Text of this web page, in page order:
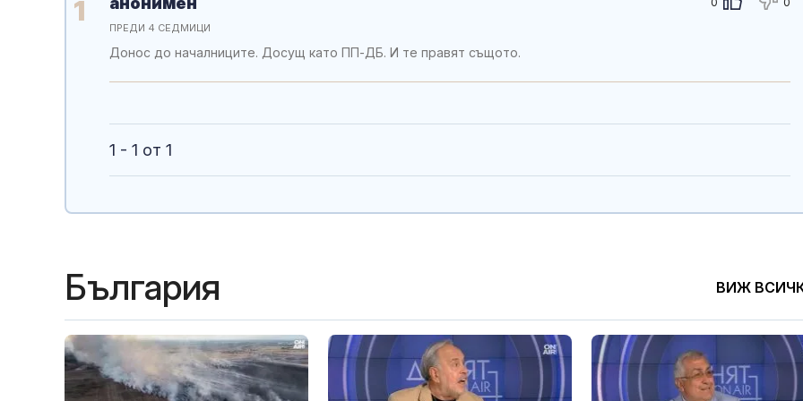
1
ПРЕДИ 4 СЕДМИЦИ
Донос до началниците. Досущ като ПП-ДБ. И те правят същото.
1 - 1 от 1
България ВИЖ